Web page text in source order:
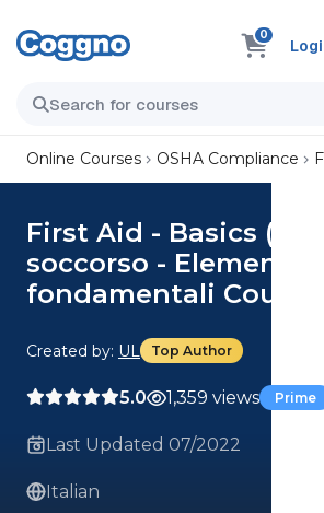
0
Online Courses OSHA Compliance
First Aid - Basics
soccorso - Elementi
fondamentali Course
Created by: UL Top Author
5.0 1,359 views Prime
Last Updated 07/2022
Italian